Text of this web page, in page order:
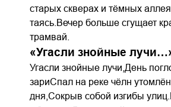
старых скверах и тёмных
таясь.Вечер больше сгущает
трамвай.
«Угасли знойные
Угасли знойные лучи,День
зариСпал на реке чёлн
дня,Сокрыв собой изгибы